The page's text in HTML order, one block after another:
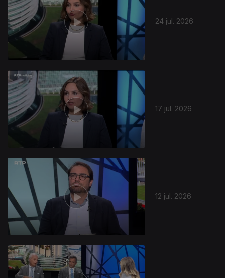
24 jul. 2026
17 jul. 2026
12 jul. 2026